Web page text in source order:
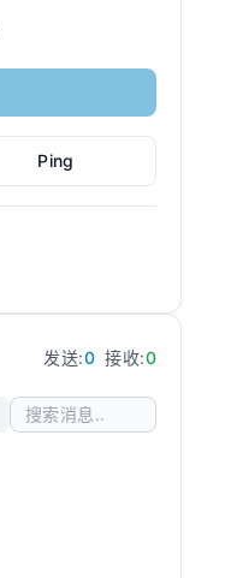
Ping
发送:0 接收:0